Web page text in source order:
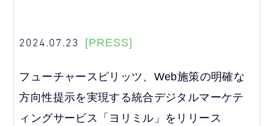
2024.07.23 [PRESS]
フューチャースピリッツ、Web施策の明確な
方向性提示を実現する統合デジタルマーケテ
ィングサービス「ヨリミル」をリリース